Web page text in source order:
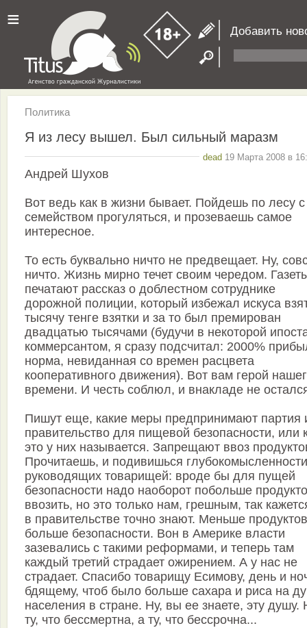
≡ Добавить
Политика
Я из лесу вышел. Был сильный маразм
dead 19 Марта 2008 в
Андрей Шухов
Вот ведь как в жизни бывает. Пойдешь по лесу с
семейством прогуляться, и прозеваешь самое
интересное.
То есть буквально ничто не предвещает. Ну,
ничто. Жизнь мирно течет своим чередом.
печатают рассказ о доблестном сотруднике
дорожной полиции, который избежал искуса
тысячу тенге взятки и за то был премирован
двадцатью тысячами (будучи в некоторой
коммерсантом, я сразу подсчитал: 2000%
норма, невиданная со времен расцвета
кооперативного движения). Вот вам герой
времени. И честь соблюл, и внакладе не
Пишут еще, какие меры предпринимают партия
правительство для пищевой безопасности, или
это у них называется. Запрещают ввоз
Прочитаешь, и подивишься глубокомысленности
руководящих товарищей: вроде бы для пущей
безопасности надо наоборот побольше
ввозить, но это только нам, грешным, так
в правительстве точно знают. Меньше
больше безопасности. Вон в Америке власти
зазевались с такими реформами, и теперь там
каждый третий страдает ожирением. А у нас не
страдает. Спасибо товарищу Есимову, день и
бдящему, чтоб было больше сахара и риса на
населения в стране. Ну, вы ее знаете, эту душу.
ту, что бессмертна, а ту, что бессрочна...